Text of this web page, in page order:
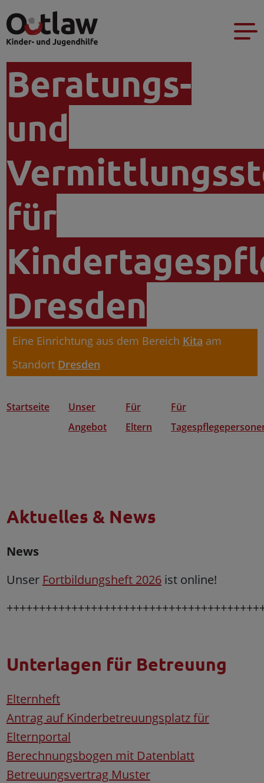
Beratungs-
und
für
Dresden
Eine Einrichtung aus dem Bereich Kita am
Standort Dresden
Startseite
Unser
Angebot
Für
Eltern
Für
Aktuelles & News
News
Unser Fortbildungsheft 2026ist online!
Unterlagen für Betreuung
Elternheft
Antrag auf Kinderbetreuungsplatz für
Elternportal
Berechnungsbogen mit Datenblatt
Betreuungsvertrag Muster